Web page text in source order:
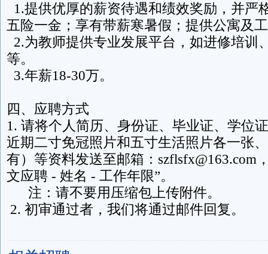
1.提供优厚的薪资待遇和绩效奖励，并严
五险一金；享有带薪寒暑假；提供公寓及
2.为教师提供专业发展平台，如进修培训
等。
3.年薪18-30万。
四、应聘方式
1. 请将个人简历、身份证、毕业证、学位
近期二寸免冠照片和五寸生活照片各一张
有）等资料发送至邮箱：szflsfx@163.com
文应聘 - 姓名 - 工作年限”。
注：请不要用压缩包上传附件。
2. 初审通过者，我们将通过邮件回复。